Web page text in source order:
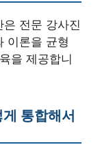
전문 강사진
이론을 균형
을 제공합니
통합해서